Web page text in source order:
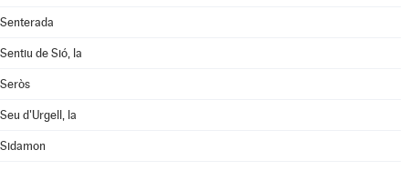
Senterada
Sentiu de Sió, la
Seròs
Seu d'Urgell, la
Sidamon